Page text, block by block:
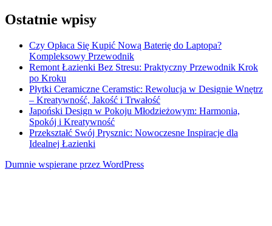
Ostatnie wpisy
Czy Opłaca Się Kupić Nową Baterię do Laptopa?
Kompleksowy Przewodnik
Remont Łazienki Bez Stresu: Praktyczny Przewodnik Krok
po Kroku
Płytki Ceramiczne Ceramstic: Rewolucja w Designie Wnętrz
– Kreatywność, Jakość i Trwałość
Japoński Design w Pokoju Młodzieżowym: Harmonia,
Spokój i Kreatywność
Przekształć Swój Prysznic: Nowoczesne Inspiracje dla
Idealnej Łazienki
Dumnie wspierane przez WordPress